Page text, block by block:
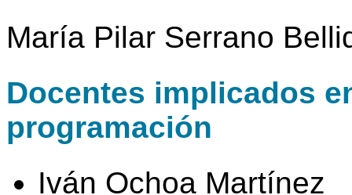
María Pilar Serrano
Docentes implicados
programación
Iván Ochoa Martínez